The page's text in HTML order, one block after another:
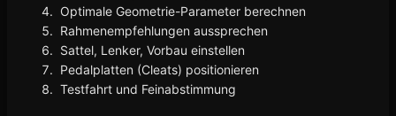
Optimale Geometrie-Parameter berechnen
Rahmenempfehlungen aussprechen
Sattel, Lenker, Vorbau einstellen
Pedalplatten (Cleats) positionieren
Testfahrt und Feinabstimmung